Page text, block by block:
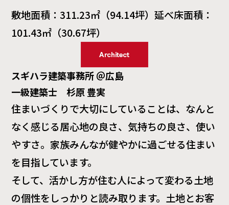
敷地面積：311.23㎡（94.14坪）延べ床面積：
101.43㎡（30.67坪）
スギハラ建築事務所 ＠広島
一級建築士 杉原 豊実
住まいづくりで大切にしていることは、なんと
なく感じる居心地の良さ、気持ちの良さ、使い
やすさ。家族みんなが健やかに過ごせる住まい
を目指しています。
そして、活かし方が住む人によって変わる土地
の個性をしっかりと読み取ります。土地とお客